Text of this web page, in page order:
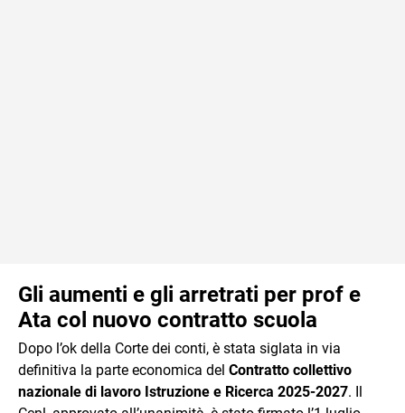
Gli aumenti e gli arretrati per prof e
Ata col nuovo contratto scuola
Dopo l’ok della Corte dei conti, è stata siglata in via
definitiva la parte economica del Contratto collettivo
nazionale di lavoro Istruzione e Ricerca 2025-2027. Il